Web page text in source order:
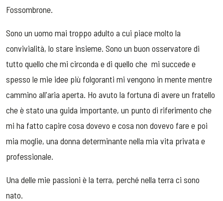
Fossombrone.
Sono un uomo mai troppo adulto a cui piace molto la
convivialità, lo stare insieme. Sono un buon osservatore di
tutto quello che mi circonda e di quello che mi succede e
spesso le mie idee più folgoranti mi vengono in mente mentre
cammino all'aria aperta. Ho avuto la fortuna di avere un fratello
che è stato una guida importante, un punto di riferimento che
mi ha fatto capire cosa dovevo e cosa non dovevo fare e poi
mia moglie, una donna determinante nella mia vita privata e
professionale.
Una delle mie passioni è la terra, perché nella terra ci sono
nato.